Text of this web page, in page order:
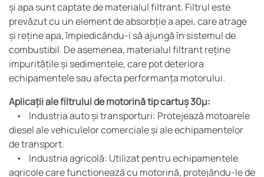
și apa sunt captate de materialul filtrant. Filtrul este
prevăzut cu un element de absorbție a apei, care atrage
și reține apa, împiedicându-i să ajungă în sistemul de
combustibil. De asemenea, materialul filtrant reține
impuritățile și sedimentele, care pot deteriora
echipamentele sau afecta performanța motorului.
Aplicații ale filtrului de motorină tip cartuș 30µ:
• Industria auto și transporturi: Protejează motoarele
diesel ale vehiculelor comerciale și ale echipamentelor
de transport.
• Industria agricolă: Utilizat pentru echipamentele
agricole care funcționează cu motorină, protejându-le de